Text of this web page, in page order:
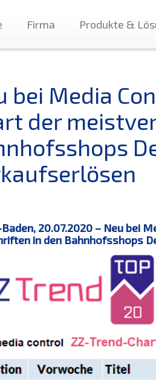
Firma Produkte &
bei Media
der
20.07.2020 – Neu bei
in den Bahnhofsshops